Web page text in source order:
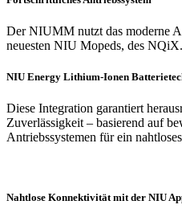
Der NIUMM nutzt das moderne
neuesten NIU Mopeds, des NQiX.
NIU Energy Lithium-Ionen
Diese Integration garantiert
Zuverlässigkeit – basierend auf
Antriebssystemen für ein
Nahtlose Konnektivität mit der NIU